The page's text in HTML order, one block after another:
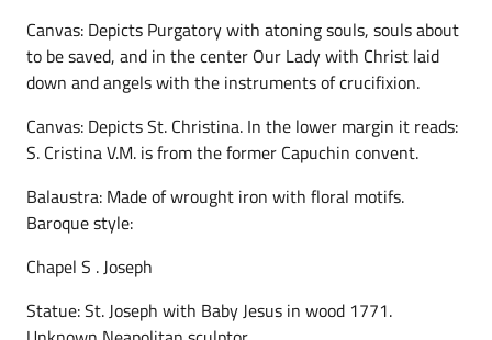
Canvas: Depicts Purgatory with atoning souls, souls about
to be saved, and in the center Our Lady with Christ laid
down and angels with the instruments of crucifixion.
Canvas: Depicts St. Christina. In the lower margin it reads:
S. Cristina V.M. is from the former Capuchin convent.
Balaustra: Made of wrought iron with floral motifs.
Baroque style:
Chapel S . Joseph
Statue: St. Joseph with Baby Jesus in wood 1771.